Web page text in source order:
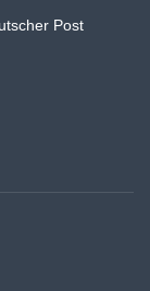
Post